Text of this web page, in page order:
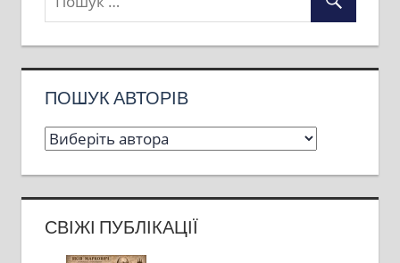
ПОШУК АВТОРІВ
СВІЖІ ПУБЛІКАЦІЇ